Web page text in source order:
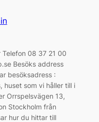
08 37 21 00
Besöks address
besöksadress :
huset som vi håller till i
Orrspelsvägen 13,
Stockholm från
hur du hittar till